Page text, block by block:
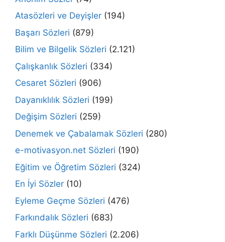
Atasözleri ve Deyişler (194)
Başarı Sözleri (879)
Bilim ve Bilgelik Sözleri (2.121)
Çalışkanlık Sözleri (334)
Cesaret Sözleri (906)
Dayanıklılık Sözleri (199)
Değişim Sözleri (259)
Denemek ve Çabalamak Sözleri (280)
e-motivasyon.net Sözleri (190)
Eğitim ve Öğretim Sözleri (324)
En İyi Sözler (10)
Eyleme Geçme Sözleri (476)
Farkındalık Sözleri (683)
Farklı Düşünme Sözleri (2.206)